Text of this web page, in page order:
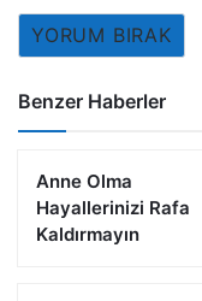
YORUM BIRAK
Benzer Haberler
Anne Olma
Hayallerinizi Rafa
Kaldırmayın